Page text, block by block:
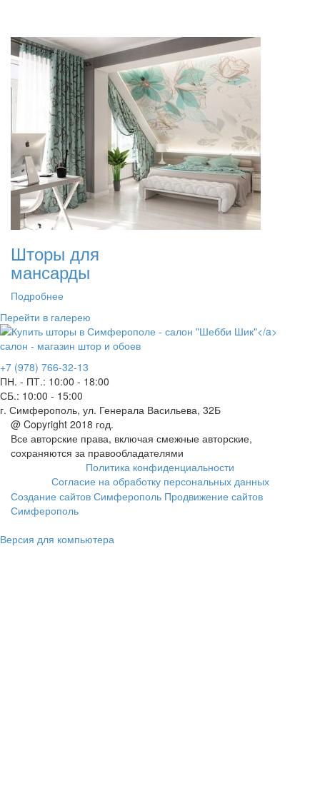
Шторы для
мансарды
Подробнее
Перейти в галерею
салон - магазин штор и обоев
+7 (978) 766-32-13
ПН. - ПТ.: 10:00 - 18:00
СБ.: 10:00 - 15:00
г. Симферополь, ул. Генерала Васильева, 32Б
@ Copyright 2018 год.
Все авторские права, включая смежные авторские,
сохраняются за правообладателями
Политика конфиденциальности
Согласие на обработку персональных данных
Создание сайтов Симферополь Продвижение сайтов
Симферополь
Версия для компьютера